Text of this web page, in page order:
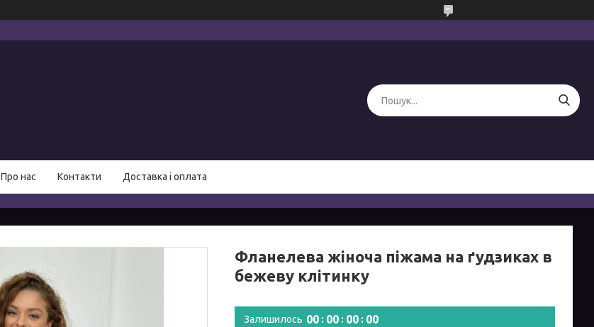
Про нас Контакти Доставка і оплата
Фланелева жіноча піжама на ґудзиках в
бежеву клітинку
Залишилось 00 00 00 00